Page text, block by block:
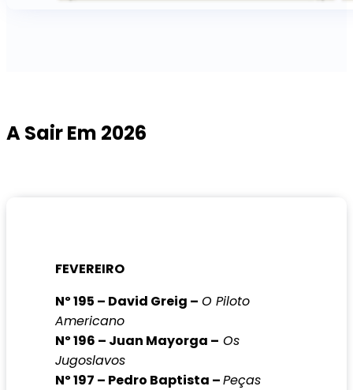
A Sair Em 2026
FEVEREIRO
Nº 195 – David Greig – O Piloto
Americano
Nº 196 – Juan Mayorga – Os
Jugoslavos
Nº 197 – Pedro Baptista –Peças